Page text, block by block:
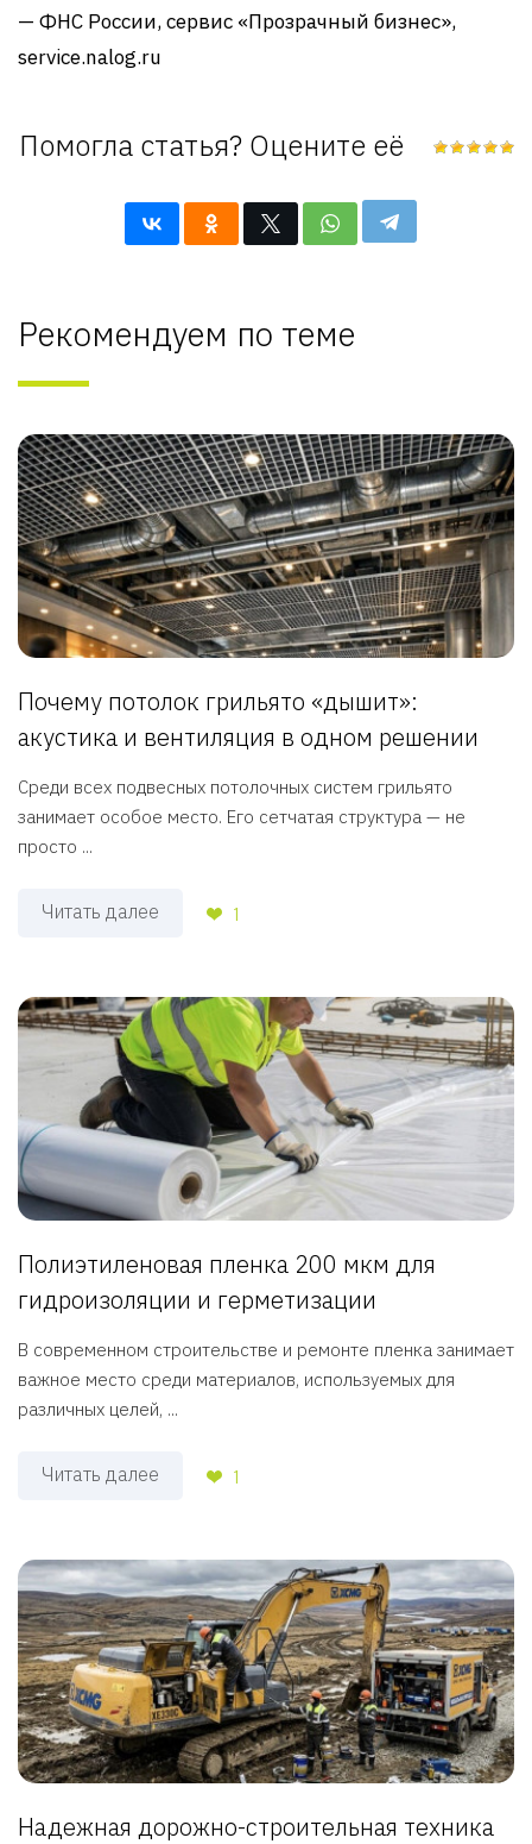
— ФНС России, сервис «Прозрачный бизнес»,
service.nalog.ru
Помогла статья? Оцените её
Рекомендуем по теме
Почему потолок грильято «дышит»:
акустика и вентиляция в одном решении
Среди всех подвесных потолочных систем грильято
занимает особое место. Его сетчатая структура — не
просто ...
Читать далее 1
Полиэтиленовая пленка 200 мкм для
гидроизоляции и герметизации
В современном строительстве и ремонте пленка занимает
важное место среди материалов, используемых для
различных целей, ...
Читать далее 1
Надежная дорожно-строительная техника